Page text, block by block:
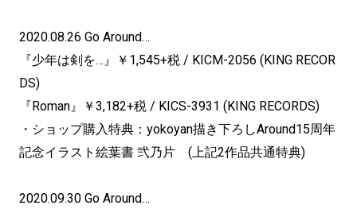
2020.08.26 Go Around…
『少年は剣を…』￥1,545+税 / KICM-2056 (KING RECOR
DS)
『Roman』￥3,182+税 / KICS-3931 (KING RECORDS)
・ショップ購入特典：yokoyan描き下ろしAround15周年
記念イラスト絵葉書 弐乃片 (上記2作品共通特典)
2020.09.30 Go Around…